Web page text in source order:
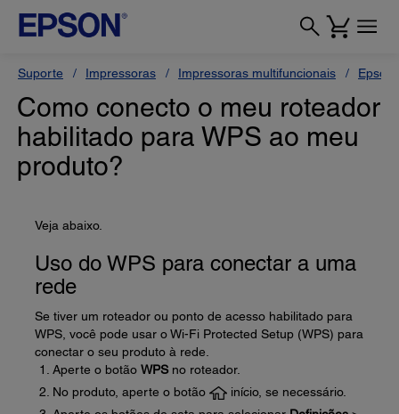
Suporte Impressoras Impressoras multifuncionais Epson
Como conecto o meu roteador
habilitado para WPS ao meu
produto?
Veja abaixo.
Uso do WPS para conectar a uma
rede
Se tiver um roteador ou ponto de acesso habilitado para
WPS, você pode usar o Wi-Fi Protected Setup (WPS) para
conectar o seu produto à rede.
Aperte o botão WPSno roteador.
No produto, aperte o botão
início, se necessário.